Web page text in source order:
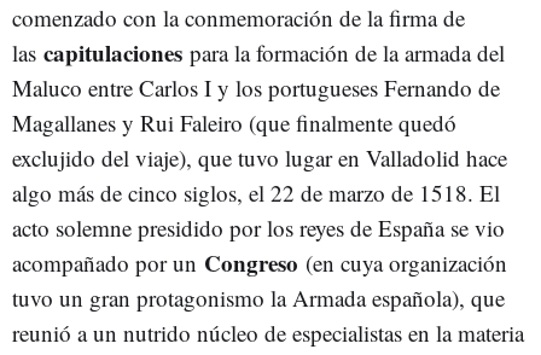
comenzado con la conmemoración de la firma de
las capitulaciones para la formación de la armada del
Maluco entre Carlos I y los portugueses Fernando de
Magallanes y Rui Faleiro (que finalmente quedó
exclujido del viaje), que tuvo lugar en Valladolid hace
algo más de cinco siglos, el 22 de marzo de 1518. El
acto solemne presidido por los reyes de España se vio
acompañado por un Congreso (en cuya organización
tuvo un gran protagonismo la Armada española), que
reunió a un nutrido núcleo de especialistas en la materia